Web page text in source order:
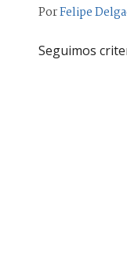
PorFelipe
Seguimos